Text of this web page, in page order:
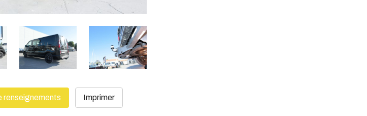
renseignements Imprimer